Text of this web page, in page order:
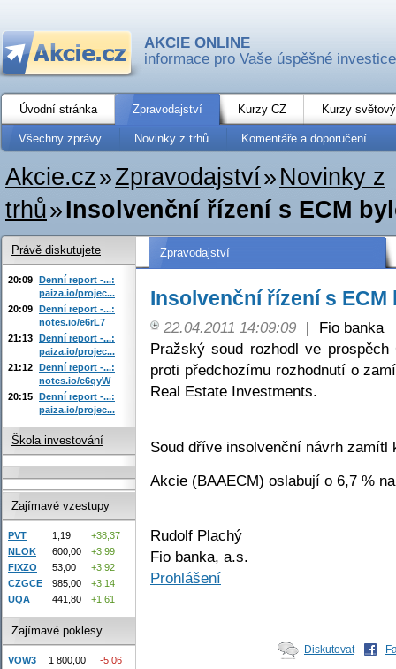
AKCIE ONLINE
informace pro Vaše úspěšné investice
Úvodní stránka Zpravodajství Kurzy CZ Kurzy
Všechny zprávy Novinky z trhů Komentáře a doporučení
Akcie.cz»Zpravodajství» Novinky z
trhů»Insolvenční řízení s ECM
Zpravodajství
Insolvenční řízení s
22.04.2011 14:09:09 |
Fio banka
Pražský soud rozhodl ve
proti předchozímu rozhodnutí o
Real Estate Investments.
Soud dříve insolvenční návrh zamítl
Akcie (BAAECM) oslabují o 6,7 %
Rudolf Plachý
Fio banka, a.s.
Prohlášení
Diskutovat
Právě diskutujete
20:09 Denní report -...:
paiza.io/projec...
20:09 Denní report -...:
notes.io/e6rL7
21:13 Denní report -...:
paiza.io/projec...
21:12 Denní report -...:
notes.io/e6qyW
20:15 Denní report -...:
paiza.io/projec...
Škola investování
Zajímavé vzestupy
PVT 1,19
+38,37
NLOK
600,00
+3,99
FIXZO
53,00
+3,92
CZGCE
985,00
+3,14
UQA
441,80 +1,61
Zajímavé poklesy
VOW3 1 800,00
-5,06